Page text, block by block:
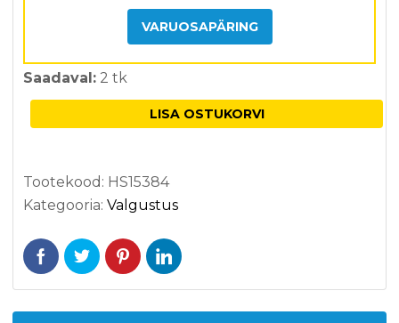
VARUOSAPÄRING
Saadaval: 2 tk
LISA OSTUKORVI
Tootekood: HS15384
Kategooria: Valgustus